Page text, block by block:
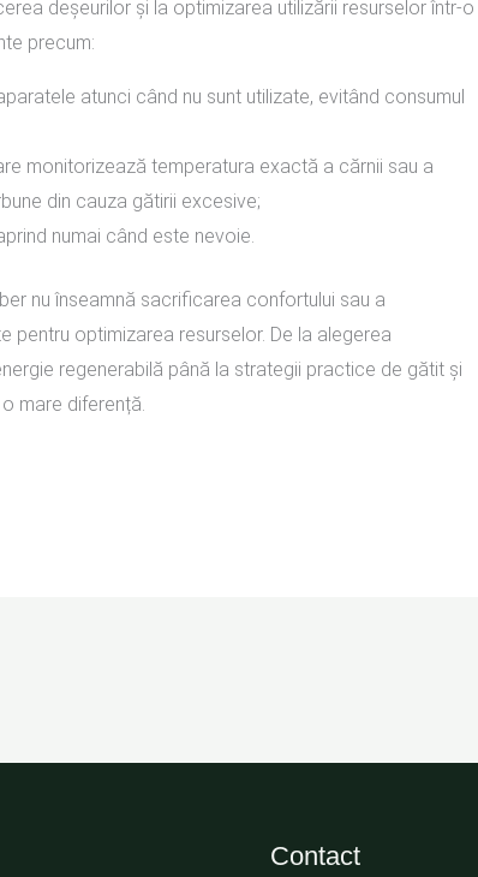
deșeurilor și la optimizarea utilizării resurselor într-o
precum:
atunci când nu sunt utilizate, evitând consumul
monitorizează temperatura exactă a cărnii sau a
din cauza gătirii excesive;
numai când este nevoie.
nu înseamnă sacrificarea confortului sau a
pentru optimizarea resurselor. De la alegerea
regenerabilă până la strategii practice de gătit și
mare diferență.
Contact